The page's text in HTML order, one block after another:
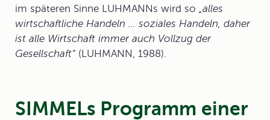
im späteren Sinne LUHMANNs wird so „alles
wirtschaftliche Handeln ... soziales Handeln, daher
ist alle Wirtschaft immer auch Vollzug der
Gesellschaft“ (LUHMANN, 1988).
SIMMELs Programm einer